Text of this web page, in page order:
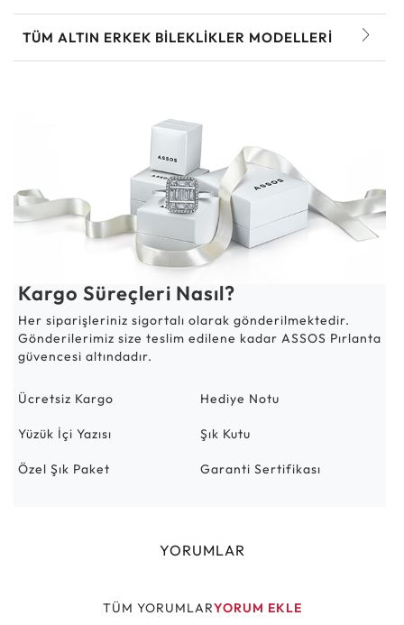
TÜM ALTIN ERKEK BILEKLIKLER MODELLERI
Kargo Süreçleri Nasıl?
Her siparişleriniz sigortalı olarak gönderilmektedir.
Gönderilerimiz size teslim edilene kadar ASSOS Pırlanta
güvencesi altındadır.
Ücretsiz Kargo Hediye Notu
Yüzük İçi Yazısı Şık Kutu
Özel Şık Paket Garanti Sertifikası
YORUMLAR
TÜM YORUMLARYORUM EKLE